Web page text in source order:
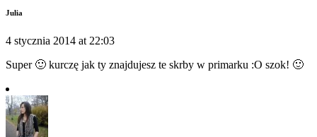
Julia
4 stycznia 2014 at 22:03
Super 🙂 kurczę jak ty znajdujesz te skrby w primarku :O szok! 🙂